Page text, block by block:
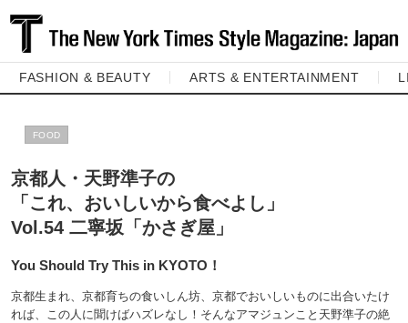
FASHION & BEAUTY ARTS & ENTERTAINMENT
FOOD
京都人・天野準子の
「これ、おいしいから食べよし」
Vol.54 二寧坂「かさぎ屋」
You Should Try This in KYOTO！
京都生まれ、京都育ちの食いしん坊、京都でおいしいものに出合いたけ
れば、この人に聞けばハズレなし！そんなアマジュンこと天野準子の絶